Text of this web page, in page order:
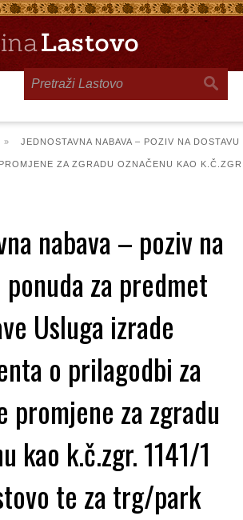
» JEDNOSTAVNA NABAVA – POZIV NA
ZA ZGRADU OZNAČENU KAO
nabava – poziv na
za predmet
Usluga izrade
o prilagodbi za
promjene za zgradu
kao k.č.zgr. 1141/1
te za trg/park